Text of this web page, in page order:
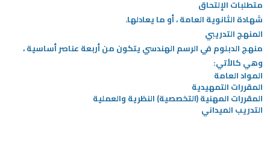
متطلبات الإلتحاق
شهادة الثانوية العامة ، أو ما يعادلها.
المنهج التدريبي
منهج الدبلوم في الرسم الهندسي يتكون من أربعة عناصر أساسية ،
وهي كالأتي:
المواد العامة
المقررات التمهيدية
المقررات المهنية (التخصصية) النظرية والعملية
التدريب الميداني